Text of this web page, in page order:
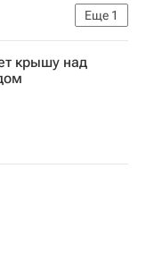
Еще 1
крышу над